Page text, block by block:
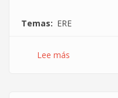
Temas ERE
Lee más